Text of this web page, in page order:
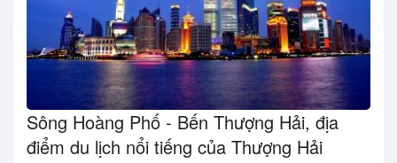
Sông Hoàng Phố - Bến Thượng Hải, địa
điểm du lịch nổi tiếng của Thượng Hải